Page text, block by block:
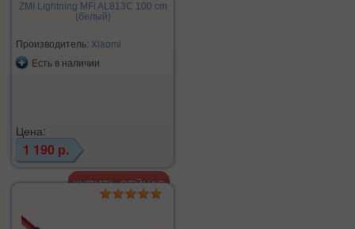
ZMI Lightning MFi AL813C 100 cm
(белый)
Производитель: Xiaomi
Есть в наличии
Цена:
1 190 р.